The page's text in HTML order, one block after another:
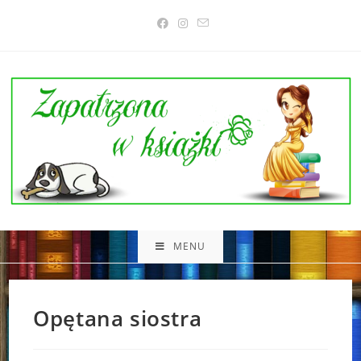
MENU
Opętana siostra